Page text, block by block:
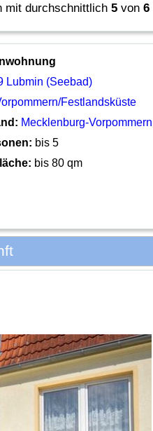
mit durchschnittlich5 von6
Lubmin (Seebad)
Festlandsküste
Mecklenburg-Vorpommern
bis 5
bis 80 qm